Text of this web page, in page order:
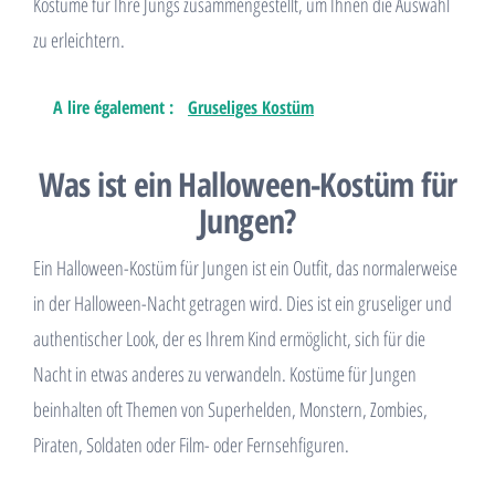
zu erleichtern.
A lire également : Gruseliges Kostüm
Was ist ein Halloween-Kostüm für
Jungen?
Ein Halloween-Kostüm für Jungen ist ein Outfit, das normalerweise
in der Halloween-Nacht getragen wird. Dies ist ein gruseliger und
authentischer Look, der es Ihrem Kind ermöglicht, sich für die
Nacht in etwas anderes zu verwandeln. Kostüme für Jungen
beinhalten oft Themen von Superhelden, Monstern, Zombies,
Piraten, Soldaten oder Film- oder Fernsehfiguren.